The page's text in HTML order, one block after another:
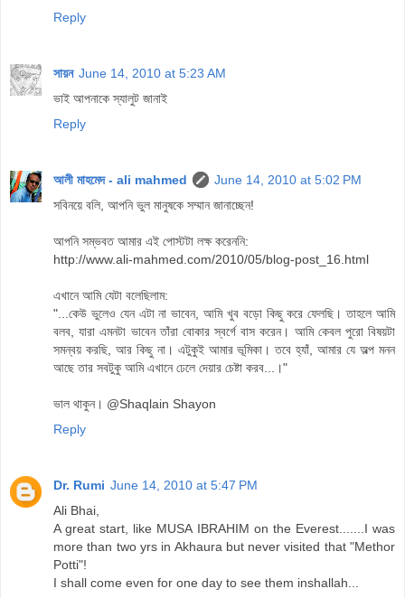
Reply
সায়ন June 14, 2010 at 5:23 AM
ভাই আপনাকে স্যালুট জানাই
Reply
আলী মাহমেদ - ali mahmed
June 14, 2010 at 5:02 PM
সবিনয়ে বলি, আপনি ভুল মানুষকে সম্মান জানাচ্ছেন!
আপনি সম্ভবত আমার এই পোস্টটা লক্ষ করেননি:
http://www.ali-mahmed.com/2010/05/blog-post_16.html
এখানে আমি যেটা বলেছিলাম:
"...কেউ ভুলেও যেন এটা না ভাবেন, আমি খুব বড়ো কিছু করে ফেলছি। তাহলে আমি
বলব, যারা এমনটা ভাবেন তাঁরা বোকার স্বর্গে বাস করেন। আমি কেবল পুরো বিষয়টা
সমন্বয় করছি, আর কিছু না। এটুকুই আমার ভূমিকা। তবে হ্যাঁ, আমার যে অল্প মনন
আছে তার সবটুকু আমি এখানে ঢেলে দেয়ার চেষ্টা করব...।"
ভাল থাকুন। @Shaqlain Shayon
Reply
Dr. Rumi June 14, 2010 at 5:47 PM
Ali Bhai,
A great start, like MUSA IBRAHIM on the Everest.......I was
more than two yrs in Akhaura but never visited that "Methor
Potti"!
I shall come even for one day to see them inshallah...